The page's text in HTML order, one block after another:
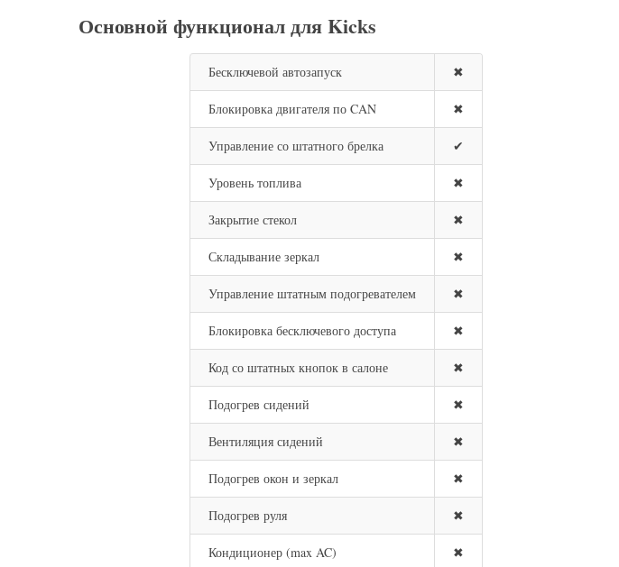
Основной функционал для Kicks
Бесключевой автозапуск ✖
Блокировка двигателя по CAN ✖
Управление со штатного брелка ✔
Уровень топлива ✖
Закрытие стекол ✖
Складывание зеркал ✖
Управление штатным подогревателем ✖
Блокировка бесключевого доступа ✖
Код со штатных кнопок в салоне ✖
Подогрев сидений ✖
Вентиляция сидений ✖
Подогрев окон и зеркал ✖
Подогрев руля ✖
Кондиционер (max AC) ✖